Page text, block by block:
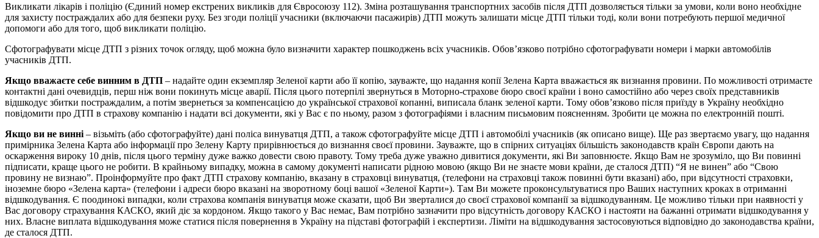
Викликати лікарів і поліцію (Єдиний номер екстрених викликів для Євросоюзу 112). Зміна розташування транспортних засобів після ДТП дозволяється тільки за умови, коли воно необхідне
для захисту постраждалих або для безпеки руху. Без згоди поліції учасники (включаючи пасажирів) ДТП можуть залишати місце ДТП тільки тоді, коли вони потребують першої медичної
допомоги або для того, щоб викликати поліцію.
Сфотографувати місце ДТП з різних точок огляду, щоб можна було визначити характер пошкоджень всіх учасників. Обов’язково потрібно сфотографувати номери і марки автомобілів
учасників ДТП.
Якщо вважаєте себе винним в ДТП – надайте один екземпляр Зеленої карти або її копію, зауважте, що надання копії Зелена Карта вважається як визнання провини. По можливості отримаєте
контактні дані очевидців, перш ніж вони покинуть місце аварії. Після цього потерпілі звернуться в Моторно-страхове бюро своєї країни і воно самостійно або через своїх представників
відшкодує збитки постраждалим, а потім звернеться за компенсацією до української страхової копанні, виписала бланк зеленої карти. Тому обов’язково після приїзду в Україну необхідно
повідомити про ДТП в страхову компанію і надати всі документи, які у Вас є по ньому, разом з фотографіями і власним письмовим поясненням. Зробити це можна по електронній пошті.
Якщо ви не винні – візьміть (або сфотографуйте) дані поліса винуватця ДТП, а також сфотографуйте місце ДТП і автомобілі учасників (як описано вище). Ще раз звертаємо увагу, що надання
примірника Зелена Карта або інформації про Зелену Карту прирівнюється до визнання своєї провини. Зауважте, що в спірних ситуаціях більшість законодавств країн Європи дають на
оскарження вироку 10 днів, після цього терміну дуже важко довести свою правоту. Тому треба дуже уважно дивитися документи, які Ви заповнюєте. Якщо Вам не зрозуміло, що Ви повинні
підписати, краще цього не робити. В крайньому випадку, можна в самому документі написати рідною мовою (якщо Ви не знаєте мови країни, де сталося ДТП) “Я не винен” або “Свою
провину не визнаю”. Проінформуйте про факт ДТП страхову компанію, вказану в страховці винуватця, (телефони на страховці також повинні бути вказані) або, при відсутності страховки,
іноземне бюро «Зелена карта» (телефони і адреси бюро вказані на зворотному боці вашої «Зеленої Карти»). Там Ви можете проконсультуватися про Ваших наступних кроках в отриманні
відшкодування. Є поодинокі випадки, коли страхова компанія винуватця може сказати, щоб Ви зверталися до своєї страхової компанії за відшкодуванням. Це можливо тільки при наявності у
Вас договору страхування КАСКО, який діє за кордоном. Якщо такого у Вас немає, Вам потрібно зазначити про відсутність договору КАСКО і настояти на бажанні отримати відшкодування у
них. Власне виплата відшкодування може статися після повернення в Україну на підставі фотографій і експертизи. Ліміти на відшкодування застосовуються відповідно до законодавства країни,
де сталося ДТП.